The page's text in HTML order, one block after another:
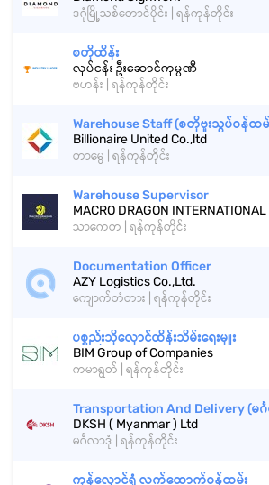
ဒဂုံမြို့သစ်တောင်ပိုင်း | ရန်ကုန်တိုင်း
စတိုထိန်း
လုပ်ငန်း ဦးဆောင်ကုမ္ပဏီ
ဗဟန်း | ရန်ကုန်တိုင်း
Warehouse Staff (စတိုဗူးသွပ်ဝန်ထမ်
Billionaire United Co.,ltd
တာမွေ | ရန်ကုန်တိုင်း
Warehouse Supervisor
MACRO DRAGON
သာကေတ | ရန်ကုန်တိုင်း
Documentation Officer
AZY Logistics Co.,Ltd.
ကျောက်တံတား | ရန်ကုန်တိုင်း
ပစ္စည်းသိုလှောင်ထိန်းသိမ်းရေးမှူး
BIM Group of Companies
ကမာရွတ် | ရန်ကုန်တိုင်း
Transportation And Delivery (မင်္
DKSH ( Myanmar ) Ltd
မင်္ဂလာဒုံ | ရန်ကုန်တိုင်း
ကုန်လှောင်ရုံ လက်ထောက်ဝန်ထမ်း